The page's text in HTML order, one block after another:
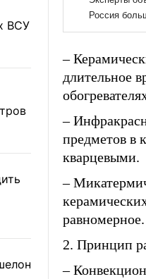
ВСУ
–
длительное
–
предметов в
кварцевыми.
–
равномерное.
2. Принцип
–